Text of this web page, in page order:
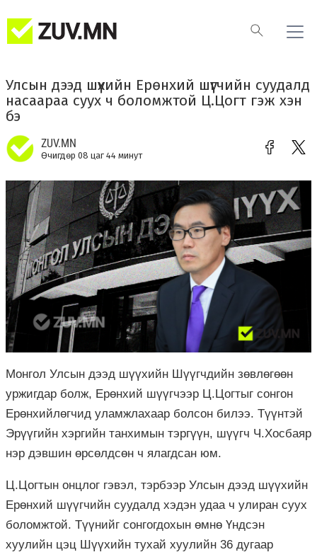
Улсын дээд шүүхийн Ерөнхий шүүгчийн суудалд
насаараа суух ч боломжтой Ц.Цогт гэж хэн
бэ
ZUV.MN
Өчигдөр 08 цаг 44 минут
Монгол Улсын дээд шүүхийн Шүүгчдийн зөвлөгөөн
уржигдар болж, Ерөнхий шүүгчээр Ц.Цогтыг сонгон
Ерөнхийлөгчид уламжлахаар болсон билээ. Түүнтэй
Эрүүгийн хэргийн танхимын тэргүүн, шүүгч Ч.Хосбаяр
нэр дэвшин өрсөлдсөн ч ялагдсан юм.
Ц.Цогтын онцлог гэвэл, тэрбээр Улсын дээд шүүхийн
Ерөнхий шүүгчийн суудалд хэдэн удаа ч улиран суух
боломжтой. Түүнийг сонгогдохын өмнө Үндсэн
хуулийн цэц Шүүхийн тухай хуулийн 36 дугаар